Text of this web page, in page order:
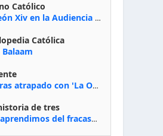
Católico
Papa León Xiv en la Audiencia General, 5-8-2026: «Dios en el primer puesto; la oración, nuestra primera obligación; la liturgia, la primera fuente de la vida divina que se nos comunica, la primera escuela de nuestra vida espiritual»
Católica
Tres horas atrapado con 'La Odisea' de Nolan
de tres
Lo que aprendimos del fracaso al emprender